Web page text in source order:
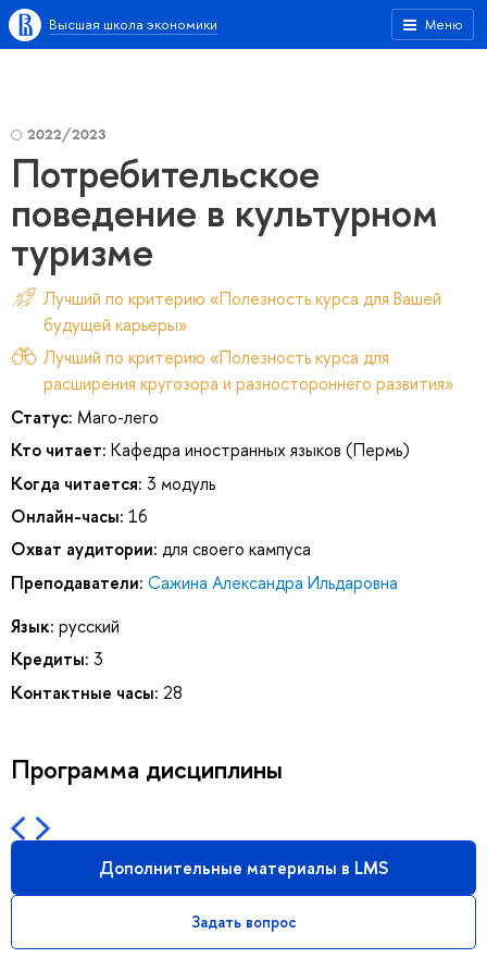
Меню
Высшая школа экономики
2022/2023
Потребительское
поведение в культурном
туризме
Лучший по критерию «Полезность курса для Вашей
будущей карьеры»
Лучший по критерию «Полезность курса для
расширения кругозора и разностороннего развития»
Статус: Маго-лего
Кто читает: Кафедра иностранных языков (Пермь)
Когда читается: 3 модуль
Онлайн-часы: 16
Охват аудитории: для своего кампуса
Преподаватели: Сажина Александра Ильдаровна
Язык: русский
Кредиты: 3
Контактные часы: 28
Программа дисциплины
Дополнительные материалы в LMS
Задать вопрос